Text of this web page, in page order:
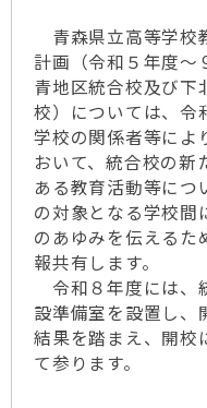
青森県立高等学校
計画（令和５年度～
青地区統合校及び下
校）については、令
学校の関係者等によ
おいて、統合校の新
ある教育活動等につ
の対象となる学校間
のあゆみを伝えるた
報共有します。
令和８年度には、
設準備室を設置し、
結果を踏まえ、開校
て参ります。